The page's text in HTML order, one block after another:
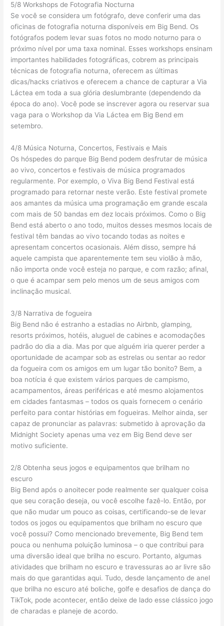
5/8 Workshops de Fotografia Nocturna
Se você se considera um fotógrafo, deve conferir uma das
oficinas de fotografia noturna disponíveis em Big Bend. Os
fotógrafos podem levar suas fotos no modo noturno para o
próximo nível por uma taxa nominal. Esses workshops ensinam
importantes habilidades fotográficas, cobrem as principais
técnicas de fotografia noturna, oferecem as últimas
dicas/hacks criativos e oferecem a chance de capturar a Via
Láctea em toda a sua glória deslumbrante (dependendo da
época do ano). Você pode se inscrever agora ou reservar sua
vaga para o Workshop da Via Láctea em Big Bend em
setembro.
4/8 Música Noturna, Concertos, Festivais e Mais
Os hóspedes do parque Big Bend podem desfrutar de música
ao vivo, concertos e festivais de música programados
regularmente. Por exemplo, o Viva Big Bend Festival está
programado para retornar neste verão. Este festival promete
aos amantes da música uma programação em grande escala
com mais de 50 bandas em dez locais próximos. Como o Big
Bend está aberto o ano todo, muitos desses mesmos locais de
festival têm bandas ao vivo tocando todas as noites e
apresentam concertos ocasionais. Além disso, sempre há
aquele campista que aparentemente tem seu violão à mão,
não importa onde você esteja no parque, e com razão; afinal,
o que é acampar sem pelo menos um de seus amigos com
inclinação musical.
3/8 Narrativa de fogueira
Big Bend não é estranho a estadias no Airbnb, glamping,
resorts próximos, hotéis, aluguel de cabines e acomodações
padrão do dia a dia. Mas por que alguém iria querer perder a
oportunidade de acampar sob as estrelas ou sentar ao redor
da fogueira com os amigos em um lugar tão bonito? Bem, a
boa notícia é que existem vários parques de campismo,
acampamentos, áreas periféricas e até mesmo alojamentos
em cidades fantasmas – todos os quais fornecem o cenário
perfeito para contar histórias em fogueiras. Melhor ainda, ser
capaz de pronunciar as palavras: submetido à aprovação da
Midnight Society apenas uma vez em Big Bend deve ser
motivo suficiente.
2/8 Obtenha seus jogos e equipamentos que brilham no
escuro
Big Bend após o anoitecer pode realmente ser qualquer coisa
que seu coração deseja, ou você escolhe fazê-lo. Então, por
que não mudar um pouco as coisas, certificando-se de levar
todos os jogos ou equipamentos que brilham no escuro que
você possui? Como mencionado brevemente, Big Bend tem
pouca ou nenhuma poluição luminosa – o que contribui para
uma diversão ideal que brilha no escuro. Portanto, algumas
atividades que brilham no escuro e travessuras ao ar livre são
mais do que garantidas aqui. Tudo, desde lançamento de anel
que brilha no escuro até boliche, golfe e desafios de dança do
TikTok, pode acontecer, então deixe de lado esse clássico jogo
de charadas e planeje de acordo.